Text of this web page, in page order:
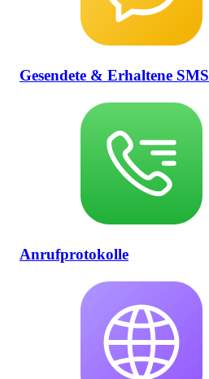
Gesendete & Erhaltene SMS
Anrufprotokolle